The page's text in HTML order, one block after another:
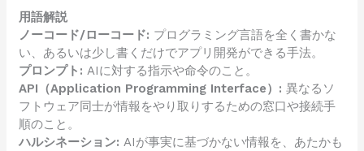
用語解説
ノーコード/ローコード: プログラミング言語を全く書かな
い、あるいは少し書くだけでアプリ開発ができる手法。
プロンプト: AIに対する指示や命令のこと。
API（Application Programming Interface）: 異なるソ
フトウェア同士が情報をやり取りするための窓口や接続手
順のこと。
ハルシネーション: AIが事実に基づかない情報を、あたかも